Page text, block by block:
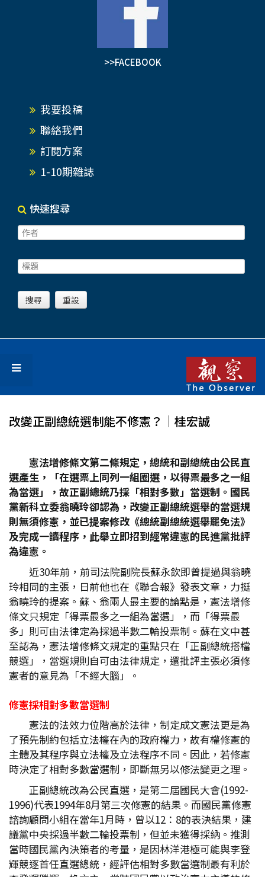
>>FACEBOOK
我要投稿
聯絡我們
訂閱方案
1-10期雜誌
快速搜尋
改變正副總統選制能不修憲？│桂宏誠
憲法增修條文第二條規定，總統和副總統由公民直
選產生，「在選票上同列一組圈選，以得票最多之一組
為當選」，故正副總統乃採「相對多數」當選制。國民
黨新科立委翁曉玲卻認為，改變正副總統選舉的當選規
則無須修憲，並已提案修改《總統副總統選舉罷免法》
及完成一讀程序，此舉立即招到經常違憲的民進黨批評
為違憲。
近30年前，前司法院副院長蘇永欽即曾提過與翁曉
玲相同的主張，日前他也在《聯合報》發表文章，力挺
翁曉玲的提案。蘇、翁兩人最主要的論點是，憲法增修
條文只規定「得票最多之一組為當選」，而「得票最
多」則可由法律定為採過半數二輪投票制。蘇在文中甚
至認為，憲法增修條文規定的重點只在「正副總統搭檔
競選」，當選規則自可由法律規定，還批評主張必須修
憲者的意見為「不經大腦」。
修憲採相對多數當選制
憲法的法效力位階高於法律，制定成文憲法更是為
了預先制約包括立法權在內的政府權力，故有權修憲的
主體及其程序與立法權及立法程序不同。因此，若修憲
時決定了相對多數當選制，即斷無另以修法變更之理。
正副總統改為公民直選，是第二屆國民大會(1992-
1996)代表1994年8月第三次修憲的結果。而國民黨修憲
諮詢顧問小組在當年1月時，曾以12：8的表決結果，建
議黨中央採過半數二輪投票制，但並未獲得採納。推測
當時國民黨內決策者的考量，是因林洋港極可能與李登
輝競逐首任直選總統，經評估相對多數當選制最有利於